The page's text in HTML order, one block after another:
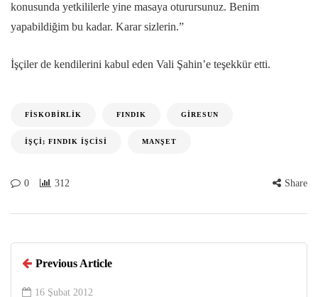
konusunda yetkililerle yine masaya oturursunuz. Benim
yapabildiğim bu kadar. Karar sizlerin.”
İşçiler de kendilerini kabul eden Vali Şahin’e teşekkür etti.
FISKOBIRLIK FINDIK GIRESUN
İŞÇI; FINDIK İŞCISI MANŞET
0 312 Share
Previous Article
16 Şubat 2012